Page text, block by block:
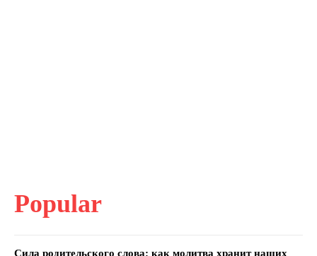
Popular
Сила родительского слова: как молитва хранит наших